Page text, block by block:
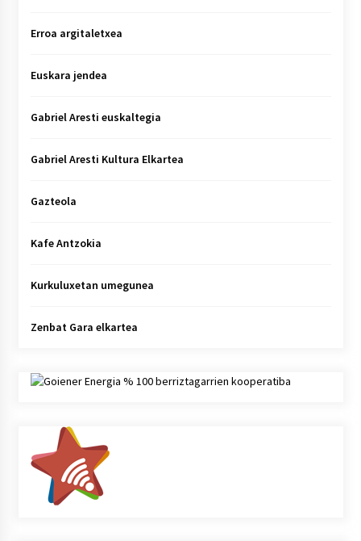
Erroa argitaletxea
Euskara jendea
Gabriel Aresti euskaltegia
Gabriel Aresti Kultura Elkartea
Gazteola
Kafe Antzokia
Kurkuluxetan umegunea
Zenbat Gara elkartea